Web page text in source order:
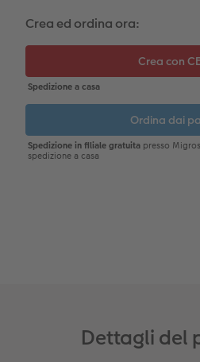
CEWE myPhotos
Consigli
Accessori
Barattolo per
Crea ed ordina ora:
Dettagli del